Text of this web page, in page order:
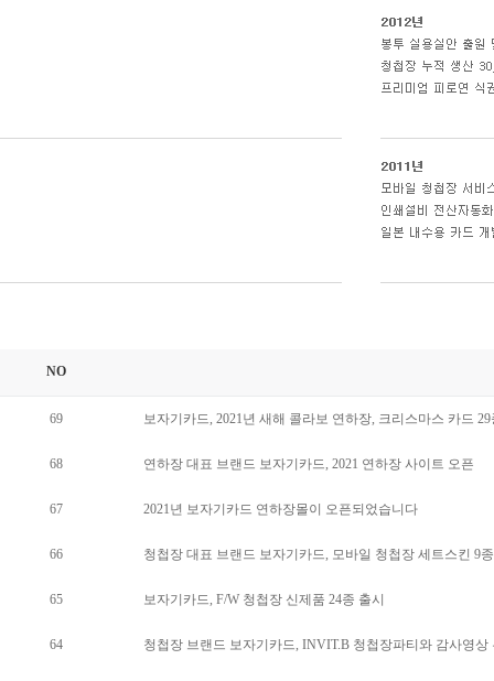
NO
69 보자기카드, 2021년 새해 콜라보 연하장, 크리스마스 카드
68 연하장 대표 브랜드 보자기카드, 2021 연하장 사이트 오픈
67 2021년 보자기카드 연하장몰이 오픈되었습니다
66 청첩장 대표 브랜드 보자기카드, 모바일 청첩장 세트스킨 9
65 보자기카드, F/W 청첩장 신제품 24종 출시
64 청첩장 브랜드 보자기카드, INVIT.B 청첩장파티와 감사영상